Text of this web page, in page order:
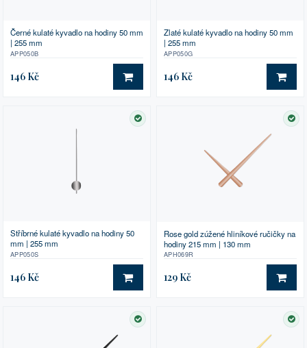
Černé kulaté kyvadlo na hodiny 50 mm
| 255 mm
APP050B
146 Kč DO KOŠÍKU
Zlaté kulaté kyvadlo na hodiny 50 mm
| 255 mm
APP050G
146 Kč DO
SKLADEM
Stříbrné kulaté kyvadlo na hodiny 50
mm | 255 mm
APP050S
146 Kč DO KOŠÍKU
Rose gold zúžené hliníkové ručičky na
hodiny 215 mm | 130 mm
APH069R
129 Kč DO
SKLADEM